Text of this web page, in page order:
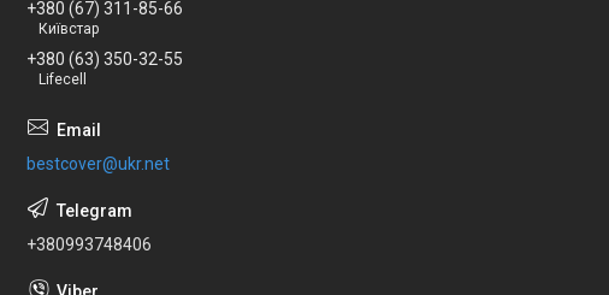
+380 (67) 311-85-66
Київстар
+380 (63) 350-32-55
Lifecell
bestcover@ukr.net
+380993748406